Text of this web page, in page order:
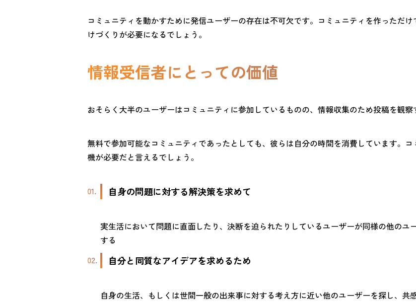
コミュニティを動かすために発信ユーザーの存在は不可欠です。コミュニティを作っただ
けづくりが必要になるでしょう。
情報受信者にとっての価値
おそらく大半のユーザーはコミュニティに参加しているものの、情報収集のため投稿を観察
無料で参加可能なコミュニティであったとしても、彼らは自分の時間を消費しています。
機が必要だと言えるでしょう。
自身の問題に対する解決策を求めて
実生活において問題に直面したり、決断を迫られたりしているユーザーが同様の他のユ
する
自分と同質なアイデアを求めるため
自身の生活、もしくは世間一般の出来事に対する考え方に近い他のユーザーを探し、